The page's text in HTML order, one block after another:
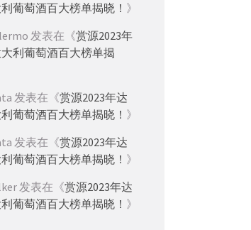
葡萄酒百大榜单揭晓！ 》
发表在《赏源2023年
利葡萄酒百大榜单揭
发表在《赏源2023年达
葡萄酒百大榜单揭晓！ 》
发表在《赏源2023年达
葡萄酒百大榜单揭晓！ 》
发表在《赏源2023年达
葡萄酒百大榜单揭晓！ 》